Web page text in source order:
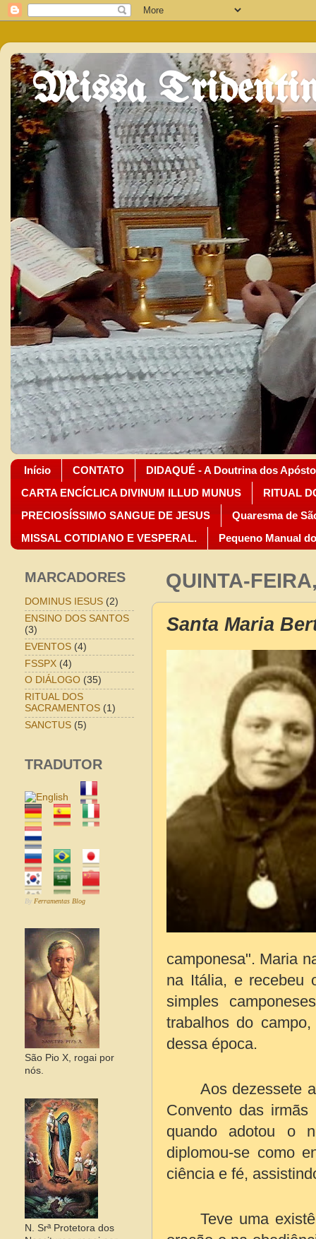
Missa
Início CONTATO
DIDAQUÉ - A Doutrina dos
CARTA ENCÍCLICA DIVINUM ILLUD MUNUS
RITUAL
PRECIOSÍSSIMO SANGUE DE JESUS
Quaresma de
MISSAL COTIDIANO E VESPERAL.
Pequeno Manual
QUINTA-
Santa Maria
camponesa". Maria
na Itália, e recebeu
simples
trabalhos do
dessa época.
Aos dezessete
Convento das
quando adotou o
diplomou-se como
ciência e fé,
Teve uma
MARCADORES
DOMINUS IESUS (2)
ENSINO DOS SANTOS
(3)
EVENTOS (4)
FSSPX (4)
O DIÁLOGO (35)
RITUAL DOS
SACRAMENTOS (1)
SANCTUS (5)
TRADUTOR
By Ferramentas Blog
São Pio X, rogai por
nós.
N. Srª Protetora dos